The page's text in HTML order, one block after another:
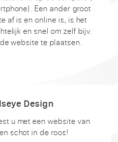
Een ander groot
af is en online is, is het
en snel om zelf bijv.
website te plaatsen.
Design
u met een website van
schot in de roos!